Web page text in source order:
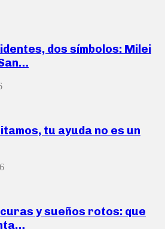
dos símbolos: Milei
tu ayuda no es un
y sueños rotos: que